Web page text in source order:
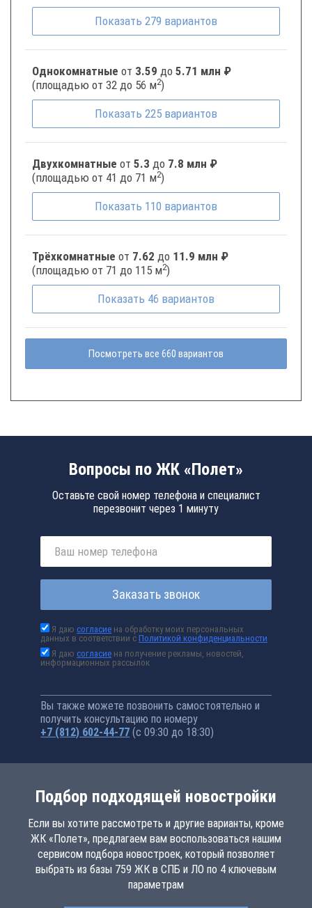
Показать 279 вариантов
Однокомнатные от 3.59 до 5.71 млн ₽
(площадью от 32 до 56 м2)
Показать 225 вариантов
Двухкомнатные от 5.3 до 7.8 млн ₽
(площадью от 41 до 71 м2)
Показать 110 вариантов
Трёхкомнатные от 7.62 до 11.9 млн ₽
(площадью от 71 до 115 м2)
Показать 46 вариантов
Посмотреть все 660 вариантов
Вопросы по ЖК «Полет»
Оставьте свой номер телефона и специалист
перезвонит через 1 минуту
Заказать звонок
Я даюсогласие на обработку моих персональных
данных в соответствии сПолитикой конфиденциальности
Я даюсогласие на получение рекламы, новостей,
информационных рассылок
Вы также можете позвонить самостоятельно и
получить консультацию по номеру
+7 (812) 602-44-77 (с 09:30 до 18:30)
Подбор подходящей новостройки
Если вы хотите рассмотреть и другие варианты, кроме
ЖК «Полет», предлагаем вам воспользоваться нашим
сервисом подбора новостроек, который позволяет
выбрать из базы 759 ЖК в СПБ и ЛО по 4 ключевым
параметрам